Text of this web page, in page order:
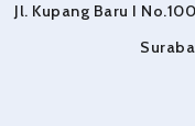
Jl. Kupang Baru I